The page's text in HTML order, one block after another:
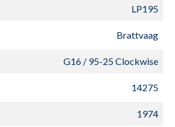
LP195
Brattvaag
G16 / 95-25 Clockwise
14275
1974